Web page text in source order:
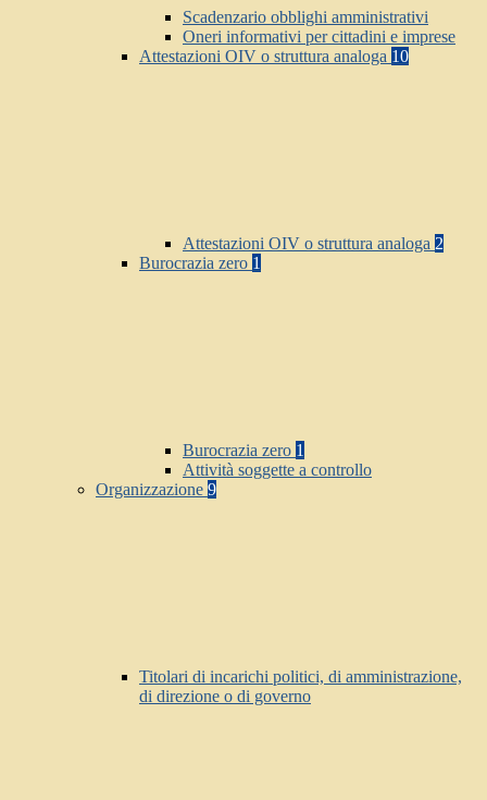
Scadenzario obblighi amministrativi
Oneri informativi per cittadini e imprese
Attestazioni OIV o struttura analoga 10
Attestazioni OIV o struttura analoga 2
Burocrazia zero 1
Burocrazia zero 1
Attività soggette a controllo
Organizzazione 9
Titolari di incarichi politici, di amministrazione,
di direzione o di governo